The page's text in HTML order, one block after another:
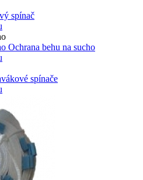
spínač
Ochrana behu na sucho
spínače